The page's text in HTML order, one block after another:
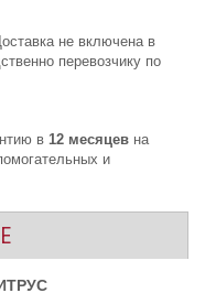
не включена в
перевозчику по
в 12 месяцев на
и